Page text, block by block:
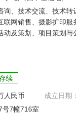
询、技术交流、技术
联网销售、摄影扩印
动及策划、项目策划与
续
人民币
成立日期
号7幢716室